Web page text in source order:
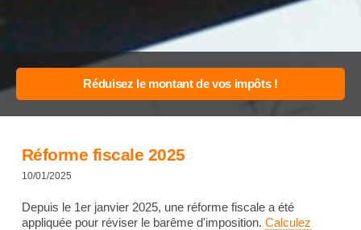
Réforme fiscale 2025
10/01/2025
Depuis le 1er janvier 2025, une réforme fiscale a été
appliquée pour réviser le barême d'imposition. Calculez